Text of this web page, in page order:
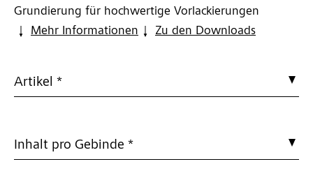
Grundierung für hochwertige Vorlackierungen
Mehr Informationen
Zu den Downloads
Artikel *
Inhalt pro Gebinde *